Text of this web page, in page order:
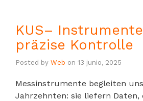
KUS–
präzise Kontrolle
Posted by Web on 13 junio, 2025
Messinstrumente begleiten
Jahrzehnten: sie liefern Daten,